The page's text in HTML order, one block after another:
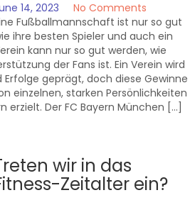
14, 2023
No Comments
Fußballmannschaft ist nur so gut
ihre besten Spieler und auch ein
kann nur so gut werden, wie
der Fans ist. Ein Verein wird
Erfolge geprägt, doch diese Gewinne
einzelnen, starken Persönlichkeiten
erzielt. Der FC Bayern München […]
wir in das
Zeitalter ein?